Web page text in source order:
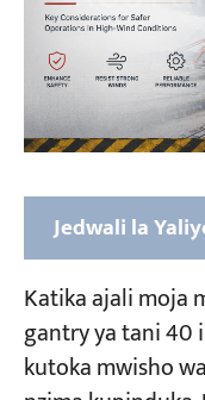
Jedwali la
Kinga ya
Jinsi ya
Katika ajali moja
gantry ya tani 40
kutoka mwisho